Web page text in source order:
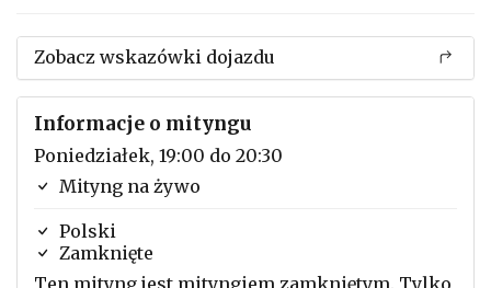
Zobacz wskazówki dojazdu
Informacje o mityngu
Poniedziałek, 19:00 do 20:30
Mityng na żywo
Polski
Zamknięte
Ten mityng jest mityngiem zamkniętym. Tylko